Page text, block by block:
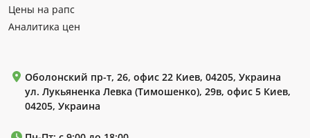
Цены на рапс
Аналитика цен
Оболонский пр-т, 26, офис 22 Киев, 04205, Украина
ул. Лукьяненка Левка (Тимошенко), 29в, офис 5 Киев,
04205, Украина